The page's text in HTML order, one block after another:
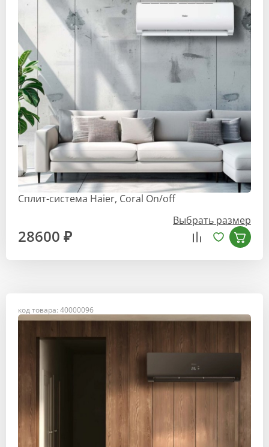
Сплит-система Haier, Coral On/off
Выбрать размер
28600 ₽
код товара: 40000096